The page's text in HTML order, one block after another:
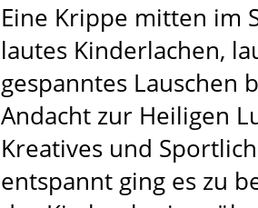
Eine Krippe mitten im
lautes Kinderlachen,
gespanntes Lauschen
Andacht zur Heiligen
Kreatives und
entspannt ging es zu